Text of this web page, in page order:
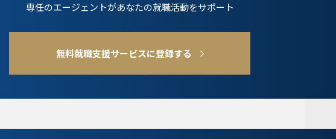
専任のエージェントがあなたの就職活動をサポート
無料就職支援サービスに登録する